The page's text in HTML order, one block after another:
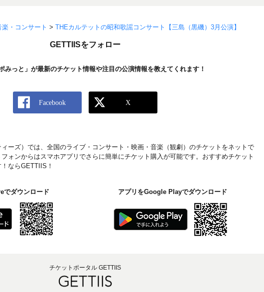
楽・コンサート > THEカルテットの昭和歌謡コンサート【三島（黒磯）3月公演】
GETTIISをフォロー
ポみっと」が最新のチケット情報や注目の公演情報を教えてくれます！
ーズ）では、全国のライブ・コンサート・映画・音楽（観劇）のチケットをネットで
ォンからはスマホアプリでさらに簡単にチケット購入が可能です。おすすめチケット
ならGETTIIS！
でダウンロード アプリをGoogle Playでダウンロード
チケットポータル GETTIIS